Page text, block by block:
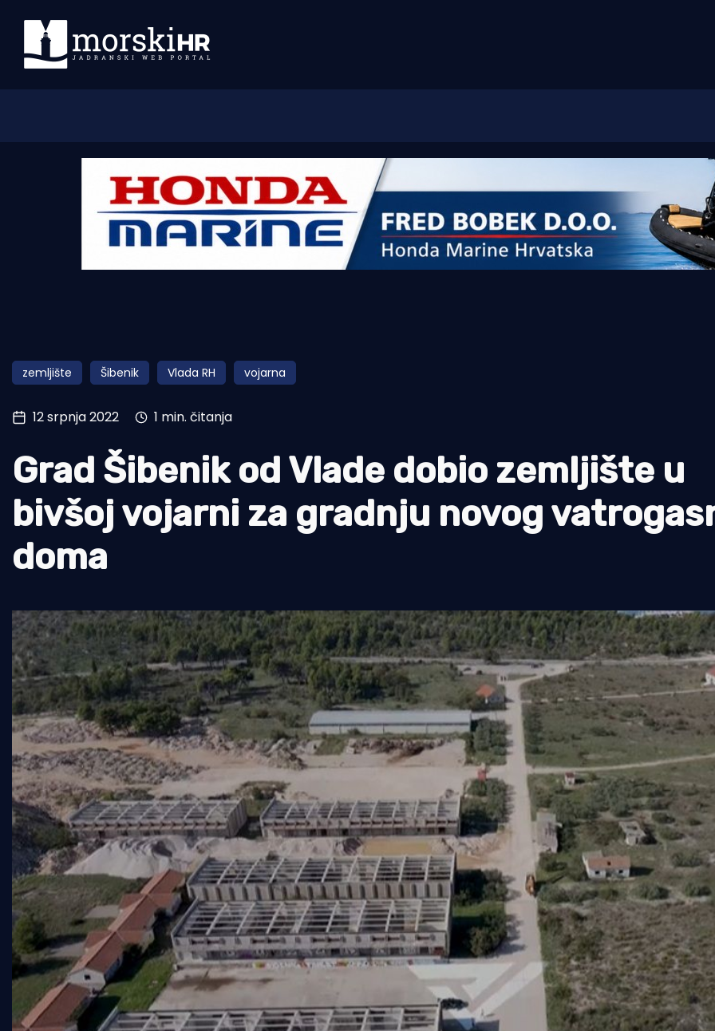
Morski plus
Pomorstvo
Ribolov
Tradicija i kultura
zemljište Šibenik Vlada RH vojarna
12 srpnja 2022 1 min. čitanja
Grad Šibenik od Vlade dobio zemljište u
bivšoj vojarni za gradnju novog
doma